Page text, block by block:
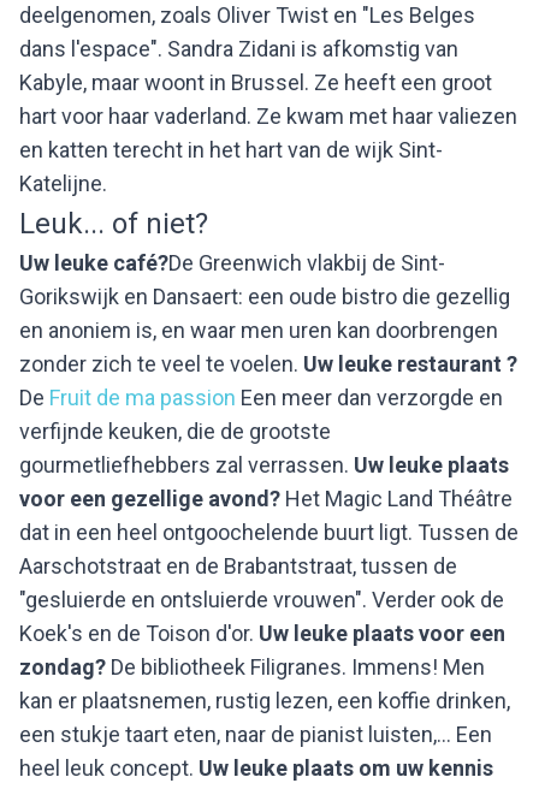
deelgenomen, zoals Oliver Twist en "Les Belges
dans l'espace". Sandra Zidani is afkomstig van
Kabyle, maar woont in Brussel. Ze heeft een groot
hart voor haar vaderland. Ze kwam met haar valiezen
en katten terecht in het hart van de wijk Sint-
Katelijne.
Leuk... of niet?
Uw leuke café?De Greenwich vlakbij de Sint-
Gorikswijk en Dansaert: een oude bistro die gezellig
en anoniem is, en waar men uren kan doorbrengen
zonder zich te veel te voelen. Uw leuke restaurant ?
De Fruit de ma passion Een meer dan verzorgde en
verfijnde keuken, die de grootste
gourmetliefhebbers zal verrassen. Uw leuke plaats
voor een gezellige avond? Het Magic Land Théâtre
dat in een heel ontgoochelende buurt ligt. Tussen de
Aarschotstraat en de Brabantstraat, tussen de
"gesluierde en ontsluierde vrouwen". Verder ook de
Koek's en de Toison d'or. Uw leuke plaats voor een
zondag? De bibliotheek Filigranes. Immens! Men
kan er plaatsnemen, rustig lezen, een koffie drinken,
een stukje taart eten, naar de pianist luisten,… Een
heel leuk concept. Uw leuke plaats om uw kennis